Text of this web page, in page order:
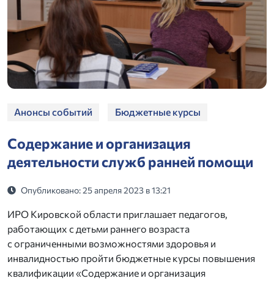
Анонсы событий Бюджетные курсы
Содержание и организация
деятельности служб ранней помощи
Опубликовано: 25 апреля 2023 в 13:21
ИРО Кировской области приглашает педагогов,
работающих с детьми раннего возраста
с ограниченными возможностями здоровья и
инвалидностью пройти бюджетные курсы повышения
квалификации «Содержание и организация